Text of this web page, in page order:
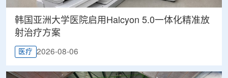
韩国亚洲大学医院启用Halcyon 5.0一体化精准放
射治疗方案
医疗 2026-08-06